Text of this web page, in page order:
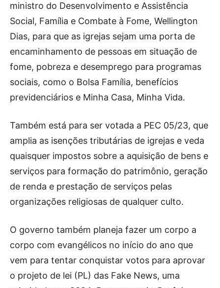
ministro do Desenvolvimento e Assistência
Social, Família e Combate à Fome, Wellington
Dias, para que as igrejas sejam uma porta de
encaminhamento de pessoas em situação de
fome, pobreza e desemprego para programas
sociais, como o Bolsa Família, benefícios
previdenciários e Minha Casa, Minha Vida.
Também está para ser votada a PEC 05/23, que
amplia as isenções tributárias de igrejas e veda
quaisquer impostos sobre a aquisição de bens e
serviços para formação do patrimônio, geração
de renda e prestação de serviços pelas
organizações religiosas de qualquer culto.
O governo também planeja fazer um corpo a
corpo com evangélicos no início do ano que
vem para tentar conquistar votos para aprovar
o projeto de lei (PL) das Fake News, uma